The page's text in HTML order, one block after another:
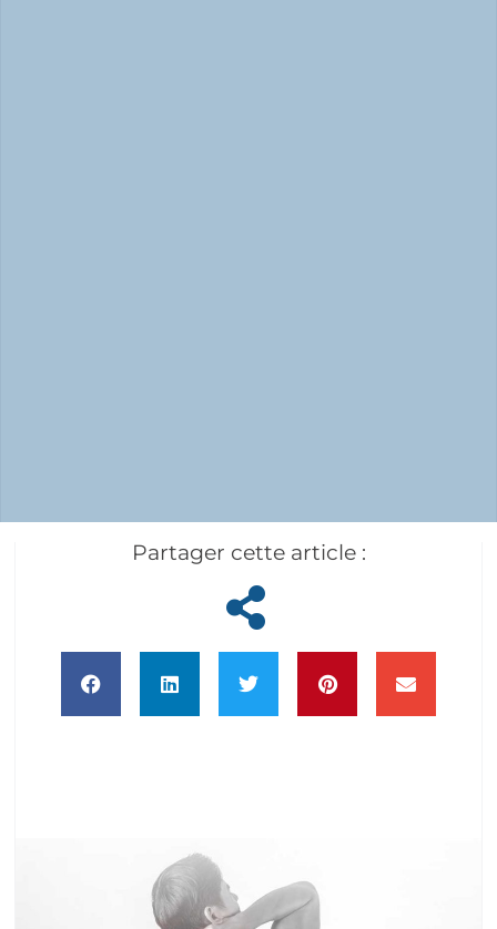
Partager cette article :